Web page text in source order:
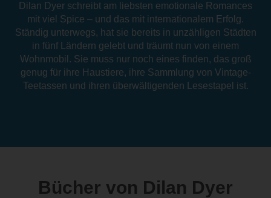
Dilan Dyer schreibt am liebsten emotionale Romances
mit viel Spice – und das mit internationalem Erfolg.
Ständig unterwegs, hat sie bereits in unzähligen Städten
in fünf Ländern gelebt und träumt nun von einem
Wohnmobil. Sie muss nur noch eines finden, das groß
genug für ihre Haustiere, ihre Sammlung von Vintage-
Teetassen und ihren überwältigenden Lesestapel ist.
Bücher von Dilan Dyer